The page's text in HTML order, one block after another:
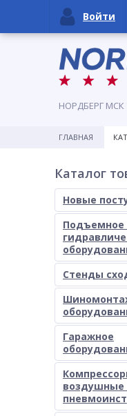
НОРДБЕРГ МСК
ГЛАВНАЯ
Каталог
Новые
Подъемное
Стенды
Гаражное
воздушные
Войти